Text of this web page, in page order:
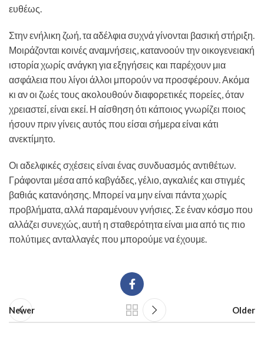
ευθέως.
Στην ενήλικη ζωή, τα αδέλφια συχνά γίνονται βασική στήριξη.
Μοιράζονται κοινές αναμνήσεις, κατανοούν την οικογενειακή
ιστορία χωρίς ανάγκη για εξηγήσεις και παρέχουν μια
ασφάλεια που λίγοι άλλοι μπορούν να προσφέρουν. Ακόμα
κι αν οι ζωές τους ακολουθούν διαφορετικές πορείες, όταν
χρειαστεί, είναι εκεί. Η αίσθηση ότι κάποιος γνωρίζει ποιος
ήσουν πριν γίνεις αυτός που είσαι σήμερα είναι κάτι
ανεκτίμητο.
Οι αδελφικές σχέσεις είναι ένας συνδυασμός αντιθέτων.
Γράφονται μέσα από καβγάδες, γέλιο, αγκαλιές και στιγμές
βαθιάς κατανόησης. Μπορεί να μην είναι πάντα χωρίς
προβλήματα, αλλά παραμένουν γνήσιες. Σε έναν κόσμο που
αλλάζει συνεχώς, αυτή η σταθερότητα είναι μια από τις πιο
πολύτιμες ανταλλαγές που μπορούμε να έχουμε.
Newer Older